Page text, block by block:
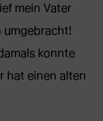
mein Vater
umgebracht!
konnte
hat einen alten